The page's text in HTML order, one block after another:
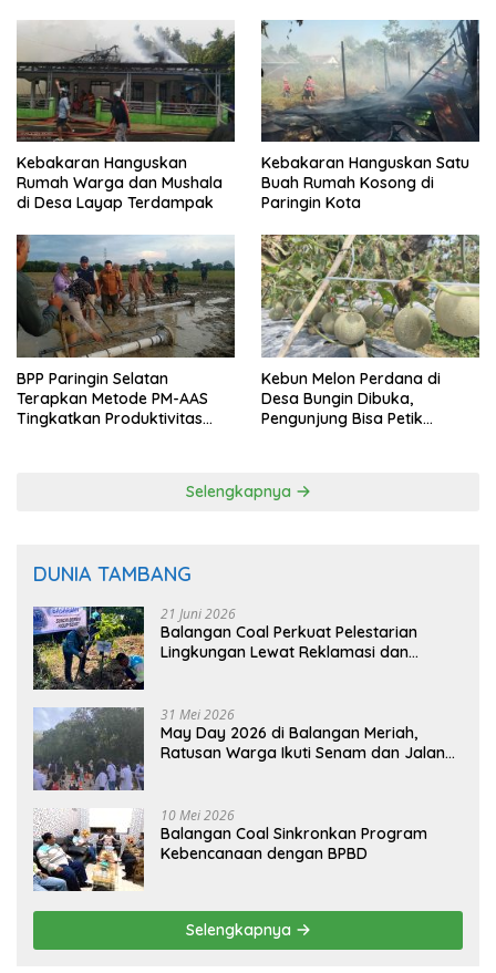
Kebakaran Hanguskan
Rumah Warga dan Mushala
di Desa Layap Terdampak
Kebakaran Hanguskan Satu
Buah Rumah Kosong di
Paringin Kota
BPP Paringin Selatan
Terapkan Metode PM-AAS
Tingkatkan Produktivitas
Kebun Melon Perdana di
Desa Bungin Dibuka,
Pengunjung Bisa Petik
Selengkapnya
DUNIA TAMBANG
21 Juni 2026
Balangan Coal Perkuat Pelestarian
Lingkungan Lewat Reklamasi dan
31 Mei 2026
May Day 2026 di Balangan Meriah,
Ratusan Warga Ikuti Senam dan Jalan
10 Mei 2026
Balangan Coal Sinkronkan Program
Kebencanaan dengan BPBD
Selengkapnya